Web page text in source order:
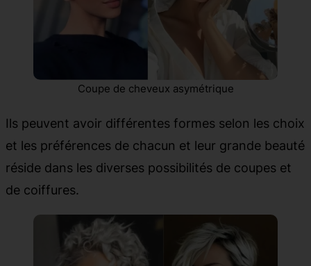
Coupe de cheveux asymétrique
Ils peuvent avoir différentes formes selon les choix
et les préférences de chacun et leur grande beauté
réside dans les diverses possibilités de coupes et
de coiffures.